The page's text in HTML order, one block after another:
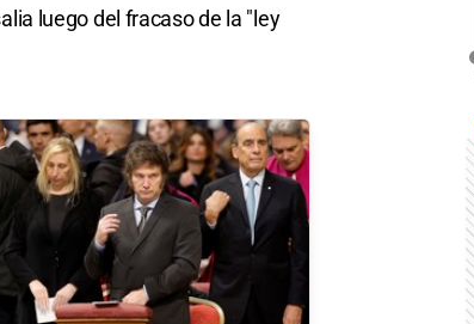
luego del fracaso de la "ley